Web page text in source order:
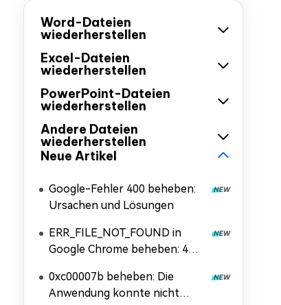
Word-Dateien
wiederherstellen
Excel-Dateien
wiederherstellen
PowerPoint-Dateien
wiederherstellen
Andere Dateien
wiederherstellen
Neue Artikel
Google-Fehler 400 beheben:
Ursachen und Lösungen
ERR_FILE_NOT_FOUND in
Google Chrome beheben: 4
0xc00007b beheben: Die
Anwendung konnte nicht